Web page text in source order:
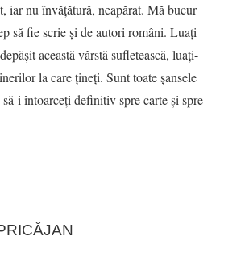
iar nu învăţătură, neapărat. Mă bucur
să fie scrie şi de autori români. Luaţi
această vârstă sufletească, luaţi-
la care ţineţi. Sunt toate şansele
i întoarceţi definitiv spre carte şi spre